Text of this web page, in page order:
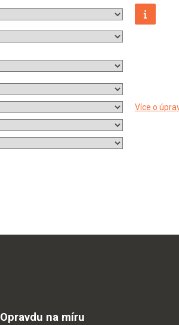
Více o
Opravdu na míru